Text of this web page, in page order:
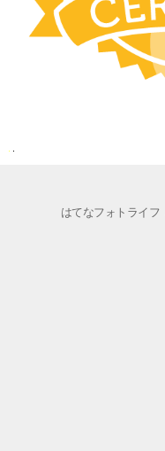
はてなフォトライフ